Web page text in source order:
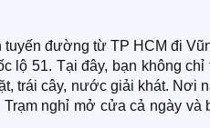
đường từ TP HCM đi
lộ 51. Tại đây, bạn không chỉ
trái cây, nước giải khát. Nơi
nghỉ mở cửa cả ngày và